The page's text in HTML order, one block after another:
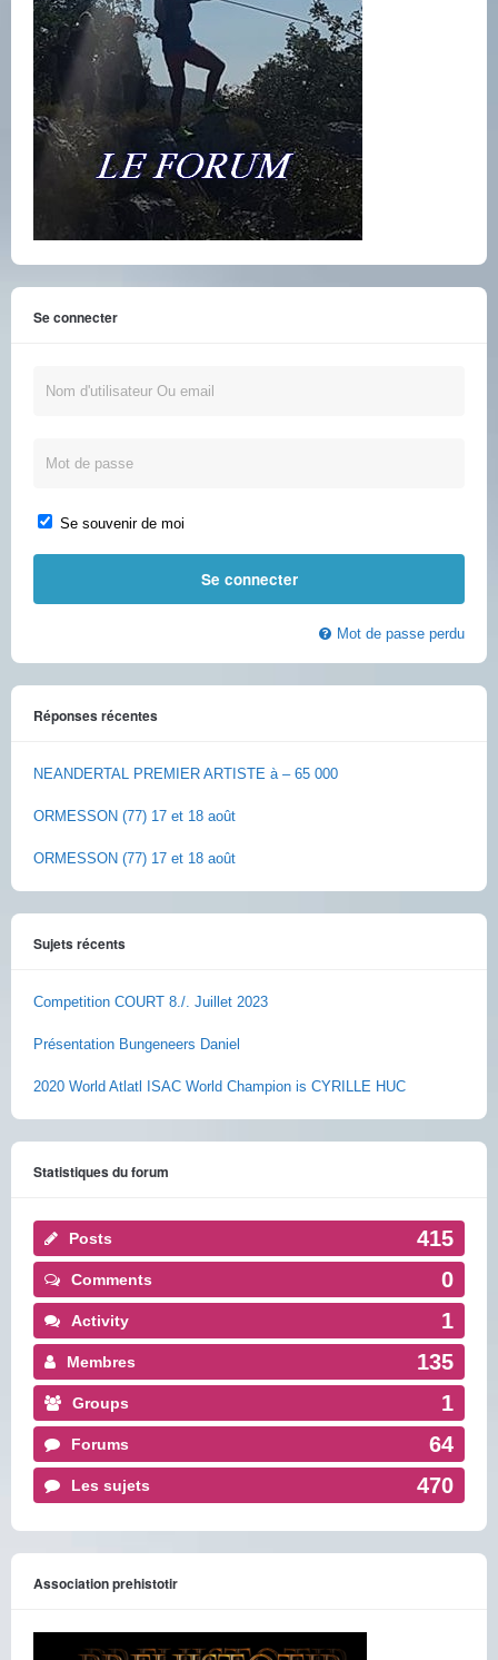
Se connecter
Se souvenir de moi
Mot de passe perdu
Réponses récentes
NEANDERTAL PREMIER ARTISTE à – 65 000
ORMESSON (77) 17 et 18 août
ORMESSON (77) 17 et 18 août
Sujets récents
Competition COURT 8./. Juillet 2023
Présentation Bungeneers Daniel
2020 World Atlatl ISAC World Champion is CYRILLE HUC
Statistiques du forum
Posts 415
Comments 0
Activity 1
Membres 135
Groups 1
Forums 64
Les sujets 470
Association prehistotir